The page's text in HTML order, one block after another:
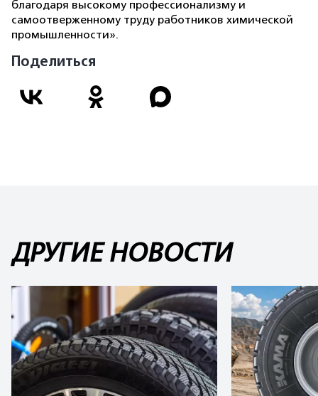
благодаря высокому профессионализму и
самоотверженному труду работников химической
промышленности».
Поделиться
ДРУГИЕ НОВОСТИ